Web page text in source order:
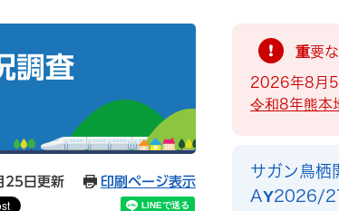
調査
25日更新 印刷ページ表示
重要
2026年8月5
令和8年熊本
サガン鳥栖
AY2026/